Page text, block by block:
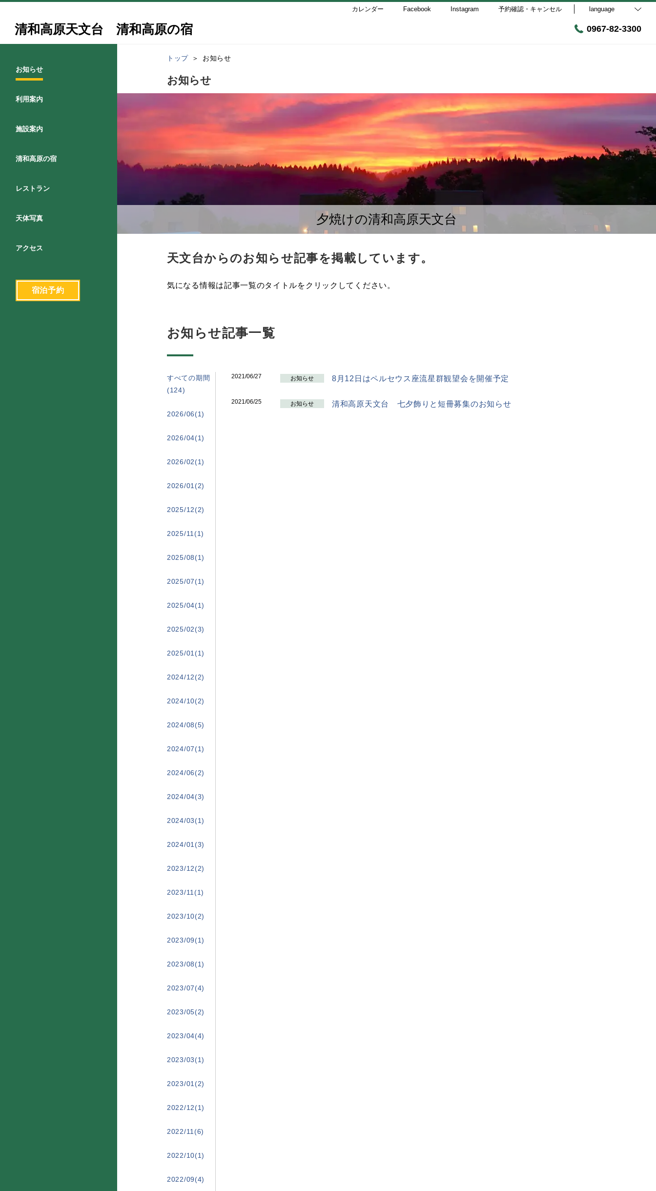
カレンダー Facebook Instagram 予約確認・キャンセル language
清和高原天文台 清和高原の宿 0967-82-3300
お知らせ
利用案内
施設案内
清和高原の宿
レストラン
天体写真
アクセス
宿泊予約
トップ お知らせ
お知らせ
夕焼けの清和高原天文台
天文台からのお知らせ記事を掲載しています。
気になる情報は記事一覧のタイトルをクリックしてください。
お知らせ記事一覧
すべての期間
(124)
2026/06(1)
2026/04(1)
2026/02(1)
2026/01(2)
2025/12(2)
2025/11(1)
2025/08(1)
2025/07(1)
2025/04(1)
2025/02(3)
2025/01(1)
2024/12(2)
2024/10(2)
2024/08(5)
2024/07(1)
2024/06(2)
2024/04(3)
2024/03(1)
2024/01(3)
2023/12(2)
2023/11(1)
2023/10(2)
2023/09(1)
2023/08(1)
2023/07(4)
2023/05(2)
2023/04(4)
2023/03(1)
2023/01(2)
2022/12(1)
2022/11(6)
2022/10(1)
2022/09(4)
2021/06/27 お知らせ 8月12日はペルセウス座流星群観望会を開催予定
2021/06/25 お知らせ 清和高原天文台 七夕飾りと短冊募集のお知らせ